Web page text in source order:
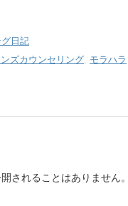
日記
ンズカウンセリング, モラハラ
されることはありません。